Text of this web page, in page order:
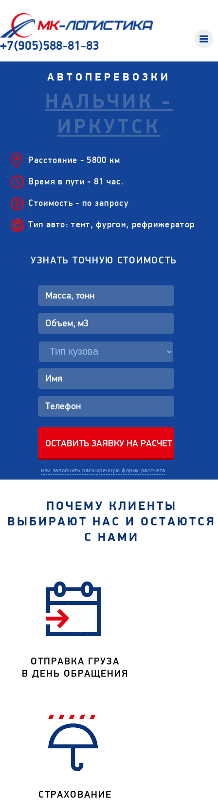
+7(905)588-81-83
АВТОПЕРЕВОЗКИ
НАЛЬЧИК -
ИРКУТСК
Расстояние - 5800 км
Время в пути - 81 час.
Стоимость - по запросу
Тип авто: тент, фургон, рефрижератор
УЗНАТЬ ТОЧНУЮ СТОИМОСТЬ
или заполнить расширенную форму рассчета
ПОЧЕМУ КЛИЕНТЫ
ВЫБИРАЮТ НАС И ОСТАЮТСЯ
С НАМИ
ОТПРАВКА ГРУЗА
В ДЕНЬ ОБРАЩЕНИЯ
СТРАХОВАНИЕ